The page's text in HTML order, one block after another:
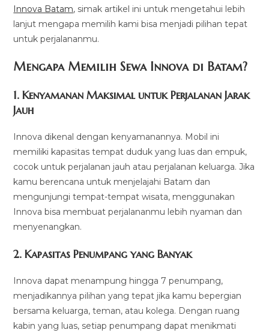
Innova Batam, simak artikel ini untuk mengetahui lebih
lanjut mengapa memilih kami bisa menjadi pilihan tepat
untuk perjalananmu.
Mengapa Memilih Sewa Innova di Batam?
1.Kenyamanan Maksimal untuk Perjalanan Jarak
Jauh
Innova dikenal dengan kenyamanannya. Mobil ini
memiliki kapasitas tempat duduk yang luas dan empuk,
cocok untuk perjalanan jauh atau perjalanan keluarga. Jika
kamu berencana untuk menjelajahi Batam dan
mengunjungi tempat-tempat wisata, menggunakan
Innova bisa membuat perjalananmu lebih nyaman dan
menyenangkan.
2.Kapasitas Penumpang yang Banyak
Innova dapat menampung hingga 7 penumpang,
menjadikannya pilihan yang tepat jika kamu bepergian
bersama keluarga, teman, atau kolega. Dengan ruang
kabin yang luas, setiap penumpang dapat menikmati